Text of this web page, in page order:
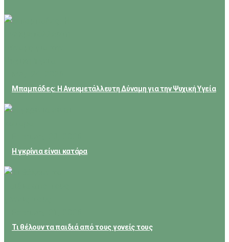
Μπαμπάδες: Η Ανεκμετάλλευτη Δύναμη για την Ψυχική Υγεία
Η γκρίνια είναι κατάρα
Τι θέλουν τα παιδιά από τους γονείς τους